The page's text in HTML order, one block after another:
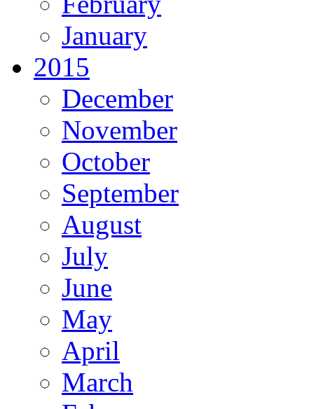
January
2015
December
November
October
September
August
July
June
May
April
March